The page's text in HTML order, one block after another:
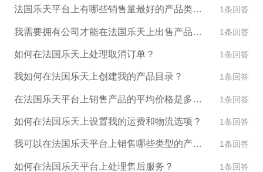
获得足够的利润。
法国乐天平台上有哪些销售量最好的产品类别？ 1条回答
我需要拥有公司才能在法国乐天上出售产品吗？ 1条回答
如何在法国乐天上处理取消订单？ 1条回答
我如何在法国乐天上创建我的产品目录？ 1条回答
在法国乐天平台上销售产品的平均价格是多少？ 1条回答
如何在法国乐天上设置我的运费和物流选项？ 1条回答
我可以在法国乐天平台上销售哪些类型的产品？ 1条回答
如何在法国乐天平台上处理售后服务？ 1条回答